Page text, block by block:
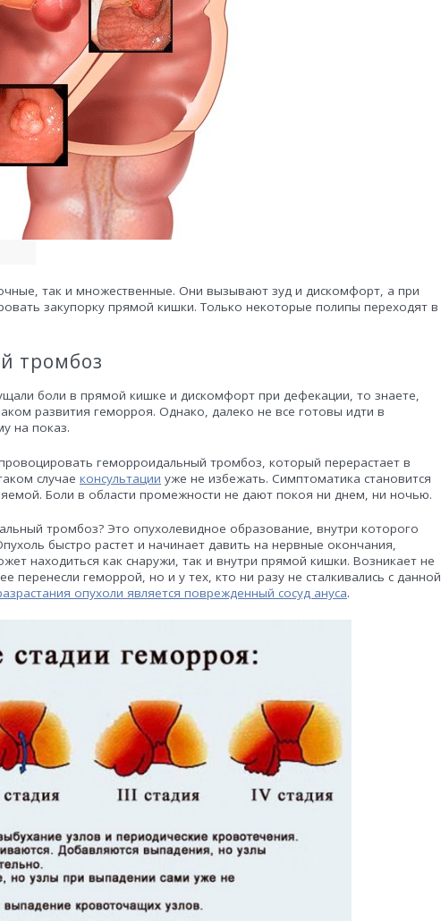
так и множественные. Они вызывают зуд и дискомфорт, а при
закупорку прямой кишки. Только некоторые полипы переходят в
тромбоз
боли в прямой кишке и дискомфорт при дефекации, то знаете,
развития геморроя. Однако, далеко не все готовы идти в
на показ.
геморроидальный тромбоз, который перерастает в
случае консультации уже не избежать. Симптоматика становится
Боли в области промежности не дают покоя ни днем, ни ночью.
тромбоз? Это опухолевидное образование, внутри которого
быстро растет и начинает давить на нервные окончания,
находиться как снаружи, так и внутри прямой кишки. Возникает не
перенесли геморрой, но и у тех, кто ни разу не сталкивались с данной
опухоли является поврежденный сосуд ануса.